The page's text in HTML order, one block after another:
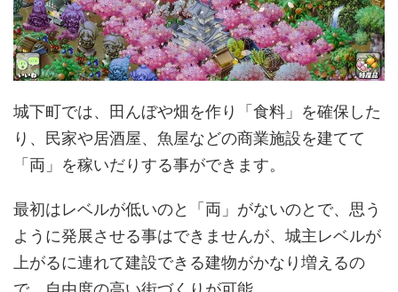
城下町では、田んぼや畑を作り「食料」を確保した
り、民家や居酒屋、魚屋などの商業施設を建てて
「両」を稼いだりする事ができます。
最初はレベルが低いのと「両」がないのとで、思う
ように発展させる事はできませんが、城主レベルが
上がるに連れて建設できる建物がかなり増えるの